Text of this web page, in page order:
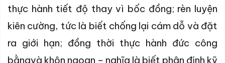
thực hành tiết độ thay vì bốc đồng; rèn luyện
kiên cường, tức là biết chống lại cám dỗ và đặt
ra giới hạn; đồng thời thực hành đức công
bằngvà khôn ngoan – nghĩa là biết phân định kỹ